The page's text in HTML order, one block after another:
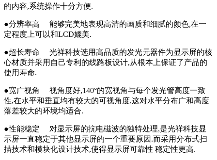
的内容,系统操作十分方便.
●分辨率高 能够完美地表现高清的画质和细腻的颜色,在一
定程度上可以和LCD媲美.
●超长寿命 光祥科技选用高品质的发光元器件为显示屏的核
心材质并采用自己专利的线路板设计,从根本上保证了产品的
使用寿命.
●宽广视角 视角度好,140°的宽视角与每个发光管高度一致
性,在水平和垂直均有较大的可视角度,这对水平分布广和高度
落差较大的环境均适合.
●性能稳定 对显示屏的抗电磁波的独特处理,是光祥科技显
示屏一直稳定于其他显示屏的一个重要原因.而采用分布式扫
描技术和模块化设计技术,使得显示屏可靠性 稳定性更高.